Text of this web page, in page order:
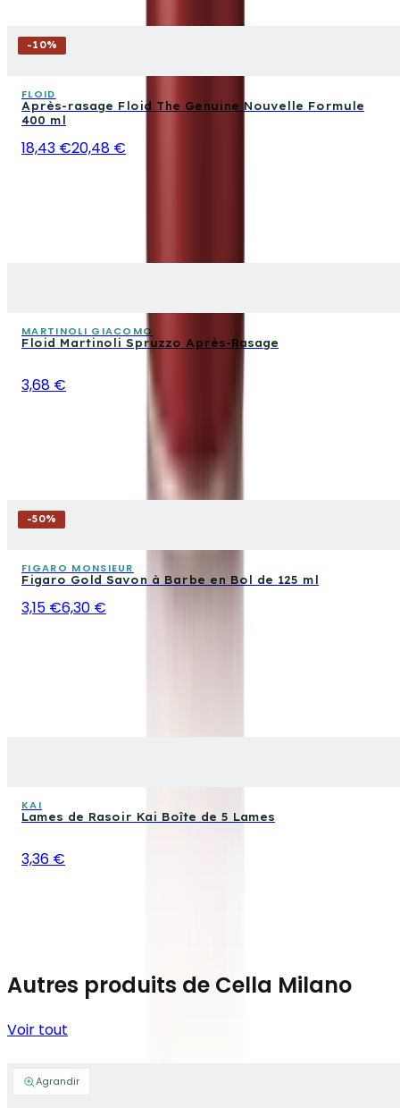
Agrandir
-10%
FLOID
Après-rasage Floid The Genuine Nouvelle Formule
400 ml
18,43 €20,48 €
MARTINOLI GIACOMO
Floid Martinoli Spruzzo Après-Rasage
3,68 €
-50%
FIGARO MONSIEUR
Figaro Gold Savon à Barbe en Bol de 125 ml
3,15 €6,30 €
KAI
Lames de Rasoir Kai Boîte de 5 Lames
3,36 €
Autres produits de Cella Milano
Voir tout